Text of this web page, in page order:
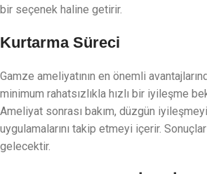
bir seçenek haline getirir.
Kurtarma Süreci
Gamze ameliyatının en önemli
minimum rahatsızlıkla hızlı bir iyileşme
Ameliyat sonrası bakım, düzgün
uygulamalarını takip etmeyi içerir.
gelecektir.